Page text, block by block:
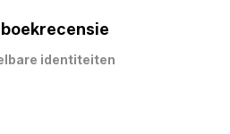
identiteiten